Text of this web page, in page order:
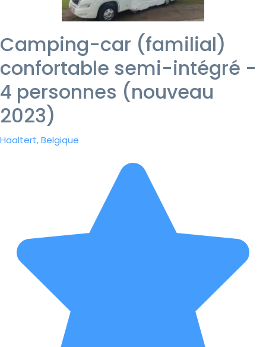
Camping-car (familial)
confortable semi-intégré -
4 personnes (nouveau
2023)
Haaltert, Belgique